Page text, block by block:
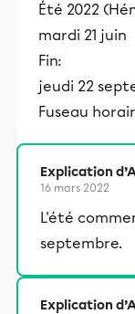
Été 2022
mardi 21 juin
Fin:
jeudi 22
Fuseau
Explication
16 mars 2022
L'été
septembre.
Explication